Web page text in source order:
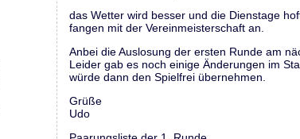
das Wetter wird besser und die Dienstage
fangen mit der Vereinmeisterschaft an.
Anbei die Auslosung der ersten Runde am
Leider gab es noch einige Änderungen im
würde dann den Spielfrei übernehmen.
Grüße
Udo